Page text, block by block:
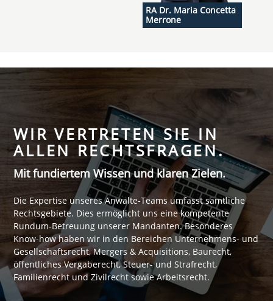
RA Dr. Maria Concetta
Merrone
WIR VERTRETEN SIE IN
ALLEN RECHTSFRAGEN.
Mit fundiertem Wissen und klaren Zielen.
Die Expertise unseres Anwälte-Teams umfasst sämtliche
Rechtsgebiete. Dies ermöglicht uns eine kompetente
Rundum-Betreuung unserer Mandanten. Besonderes
Know-how haben wir in den Bereichen Unternehmens- und
Gesellschaftsrecht, Mergers & Acquisitions, Baurecht,
öffentliches Vergaberecht, Steuer- und Strafrecht,
Familienrecht und Zivilrecht sowie Arbeitsrecht.